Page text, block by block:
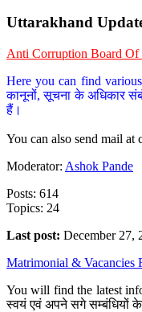
Uttarakhand
Anti Corruption Board Of
Here you can find
कानूनों, सूचना के अधिकार
हैं।
You can also send mail at
Moderator: Ashok Pande
Posts: 614
Topics: 24
Last post: December 27,
Matrimonial & Vacancies
You will find the latest
स्वयं एवं अपने सगे सम्बंधियों